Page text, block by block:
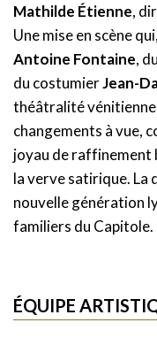
Mathilde Étienne,
Une mise en scène
Antoine Fontaine,
du costumierJean-
théâtralité vénitienne
changements à vue,
joyau de raffinement
la verve satirique. La
nouvelle génération
familiers du Capitole.
ÉQUIPE